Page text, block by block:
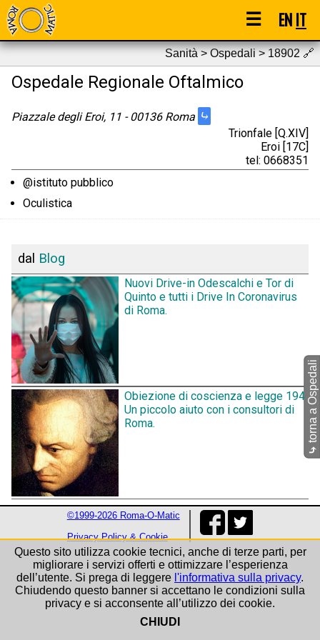
☰ ENIT
Sanità > Ospedali > 18902🔗
Ospedale Regionale Oftalmico
Piazzale degli Eroi, 11 - 00136 Roma ⤷
Trionfale [Q.XIV]
Eroi [17C]
tel: 0668351
@istituto pubblico
Oculistica
dal Blog
Nuovi Drive-in Odescalchi e Tor di
Quinto e tutti i Drive In Coronavirus
di Roma.
Obiezione di coscienza e legge 194.
Un piccolo aiuto con i consultori di
Roma.
⤷
torna a Ospedali
©1999-2026 Roma-O-Matic
Privacy Policy & Cookie
Questo sito utilizza cookie tecnici, anche di terze parti, per
migliorare i servizi offerti e ottimizzare l’esperienza
dell’utente. Si prega di leggere l'informativa sulla privacy.
Chiudendo questo banner si accettano le condizioni sulla
privacy e si acconsente all’utilizzo dei cookie.
CHIUDI